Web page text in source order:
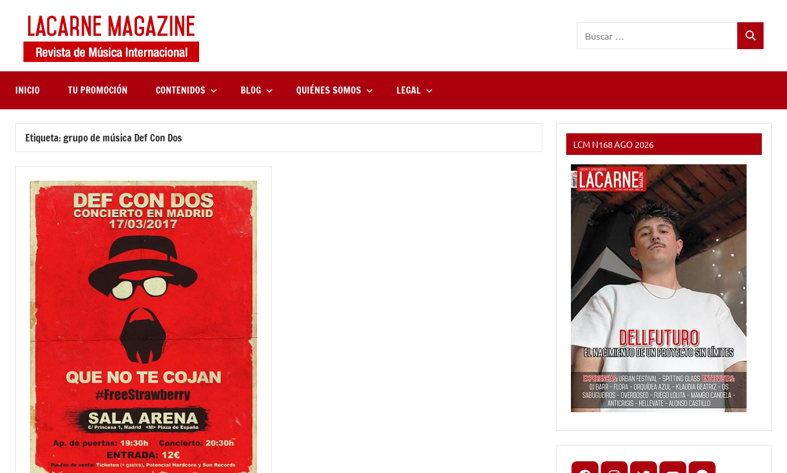
contenido
Magazine
música
internacional
Buscar
INICIO TU PROMOCIÓN CONTENIDOS BLOG QUIÉNES SOMOS LEGAL
Etiqueta:grupo de música Def Con Dos LCM N168 AGO 2026